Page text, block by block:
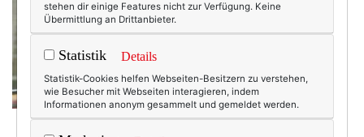
stehen dir einige Features nicht zur Verfügung. Keine
Übermittlung an Drittanbieter.
Statistik Details
Statistik-Cookies helfen Webseiten-Besitzern zu verstehen,
wie Besucher mit Webseiten interagieren, indem
Informationen anonym gesammelt und gemeldet werden.